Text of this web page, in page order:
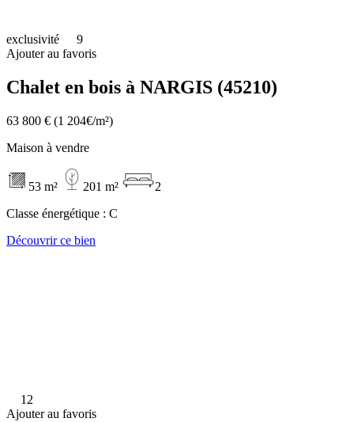
exclusivité
9
Ajouter au favoris
Chalet en bois à NARGIS (45210)
63 800 € (1 204€/m²)
Maison à vendre
53 m² 201 m²
2
Classe énergétique : C
Découvrir ce bien
12
Ajouter au favoris